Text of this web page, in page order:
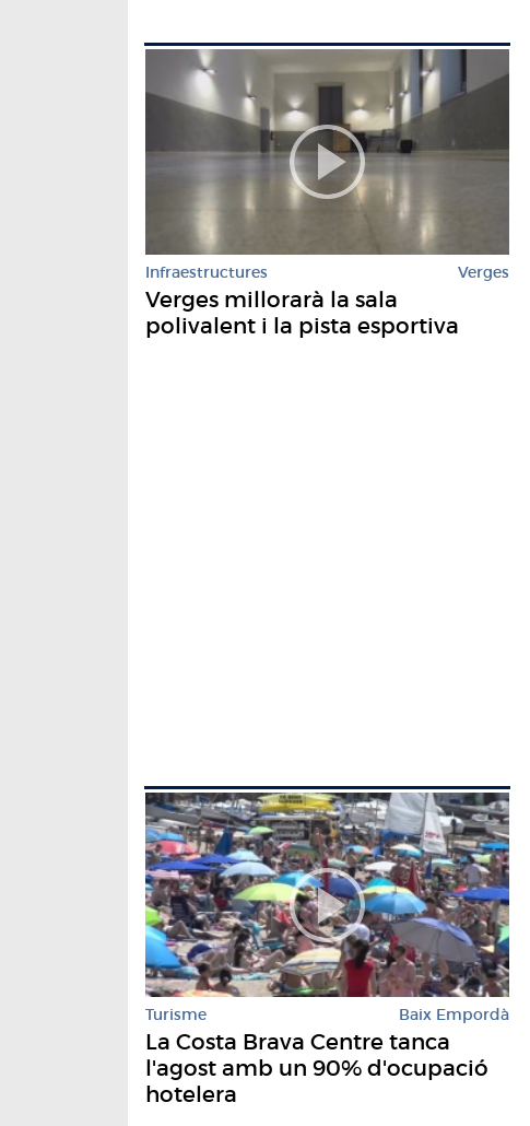
Infraestructures Verges
Verges millorarà la sala
polivalent i la pista esportiva
Turisme Baix Empordà
La Costa Brava Centre tanca
l'agost amb un 90% d'ocupació
hotelera